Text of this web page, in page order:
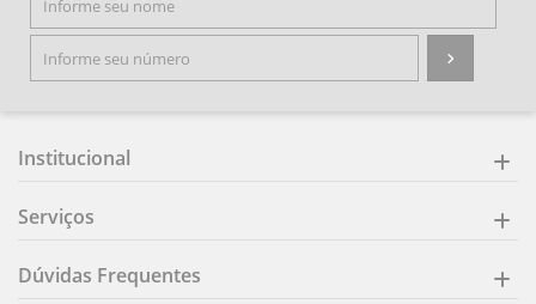
Institucional
Serviços
Dúvidas Frequentes